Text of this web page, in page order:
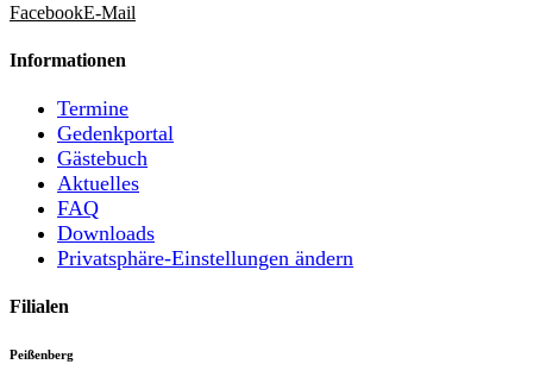
FacebookE-Mail
Informationen
Termine
Gedenkportal
Gästebuch
Aktuelles
FAQ
Downloads
Privatsphäre-Einstellungen ändern
Filialen
Peißenberg